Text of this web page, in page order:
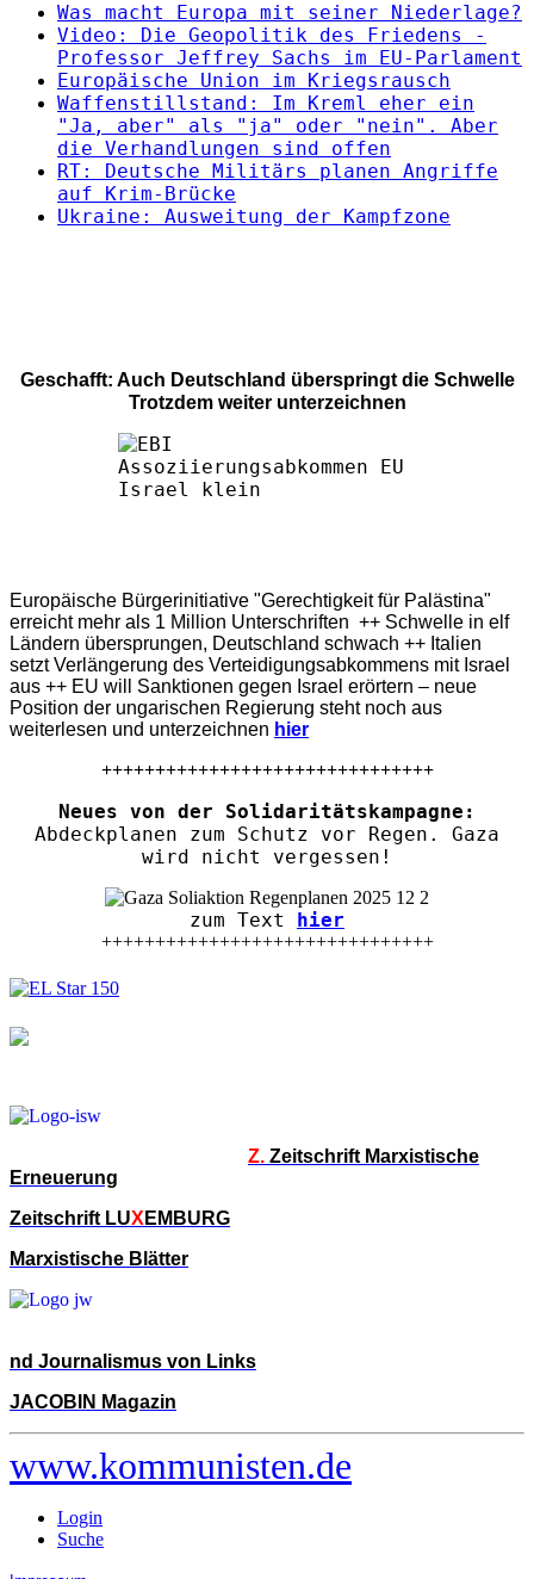
Was macht Europa mit seiner Niederlage?
Video: Die Geopolitik des Friedens -
Professor Jeffrey Sachs im EU-Parlament
Europäische Union im Kriegsrausch
Waffenstillstand: Im Kreml eher ein
"Ja, aber" als "ja" oder "nein". Aber
die Verhandlungen sind offen
RT: Deutsche Militärs planen Angriffe
auf Krim-Brücke
Ukraine: Ausweitung der Kampfzone
Geschafft: Auch Deutschland überspringt die Schwelle
Trotzdem weiter unterzeichnen
Europäische Bürgerinitiative "Gerechtigkeit für Palästina"
erreicht mehr als 1 Million Unterschriften ++ Schwelle in elf
Ländern übersprungen, Deutschland schwach ++ Italien
setzt Verlängerung des Verteidigungsabkommens mit Israel
aus ++ EU will Sanktionen gegen Israel erörtern – neue
Position der ungarischen Regierung steht noch aus
weiterlesen und unterzeichnen hier
+++++++++++++++++++++++++++++++
Neues von der Solidaritätskampagne:
Abdeckplanen zum Schutz vor Regen. Gaza
wird nicht vergessen!
zum Text hier
+++++++++++++++++++++++++++++++
Z. Zeitschrift Marxistische
Erneuerung
Zeitschrift LUXEMBURG
Marxistische Blätter
nd Journalismus von Links
JACOBIN Magazin
www.kommunisten.de
Login
Suche